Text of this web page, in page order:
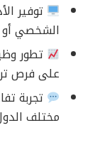
توفير
الشخصي أو
تطور
على فرص
تجربة
مختلف